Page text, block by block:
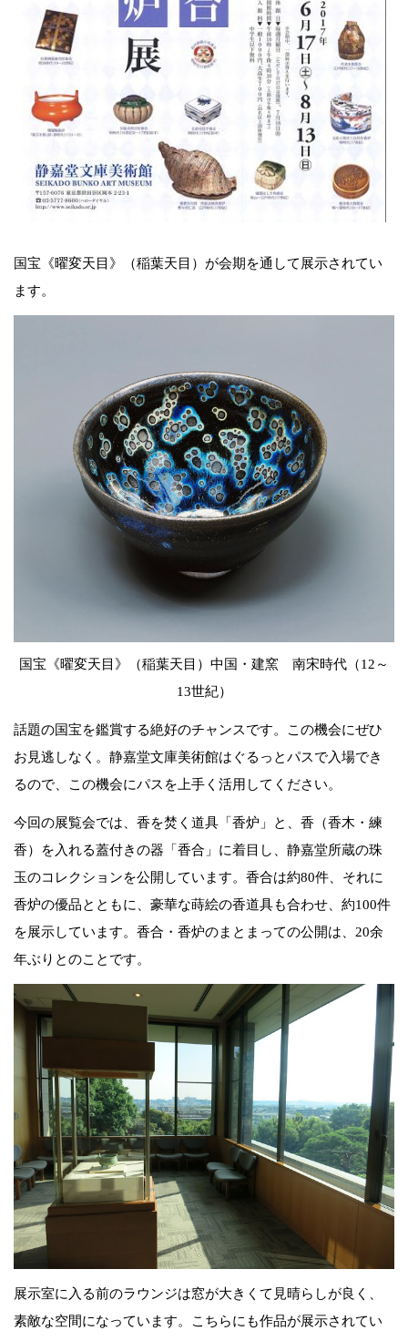
国宝《曜変天目》（稲葉天目）が会期を通して展示されてい
ます。
国宝《曜変天目》（稲葉天目）中国・建窯 南宋時代（12～
13世紀）
話題の国宝を鑑賞する絶好のチャンスです。この機会にぜひ
お見逃しなく。静嘉堂文庫美術館はぐるっとパスで入場でき
るので、この機会にパスを上手く活用してください。
今回の展覧会では、香を焚く道具「香炉」と、香（香木・練
香）を入れる蓋付きの器「香合」に着目し、静嘉堂所蔵の珠
玉のコレクションを公開しています。香合は約80件、それに
香炉の優品とともに、豪華な蒔絵の香道具も合わせ、約100件
を展示しています。香合・香炉のまとまっての公開は、20余
年ぶりとのことです。
展示室に入る前のラウンジは窓が大きくて見晴らしが良く、
素敵な空間になっています。こちらにも作品が展示されてい